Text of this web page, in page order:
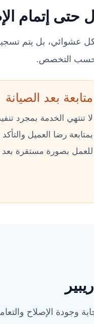
حتى إتمام
عشوائي، بل يتم
حسب التخصص.
متابعة بعد الصيانة
لا تنتهي الخدمة بمجرد
بمتابعة رضا العميل
للعمل بصورة مستقرة بعد
وجودة الإصلاح